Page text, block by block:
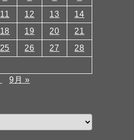
11 12 13
14
18 19 20
21
25 26 27
28
9月 »